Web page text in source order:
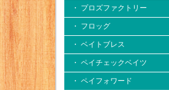
・ プロズファクトリー
・ フロッグ
・ ベイトブレス
・ ペイチェックベイツ
・ ペイフォワード